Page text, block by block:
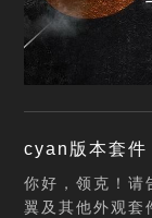
cyan版本套件
你好，领克！
翼及其他外观套